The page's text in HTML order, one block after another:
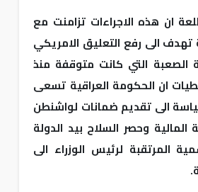
ان هذه الاجراءات تزامنت مع
الى رفع التعليق الامريكي
الصعبة التي كانت متوقفة منذ
ان الحكومة العراقية تسعى
الى تقديم ضمانات لواشنطن
وحصر السلاح بيد الدولة
المرتقبة لرئيس الوزراء الى